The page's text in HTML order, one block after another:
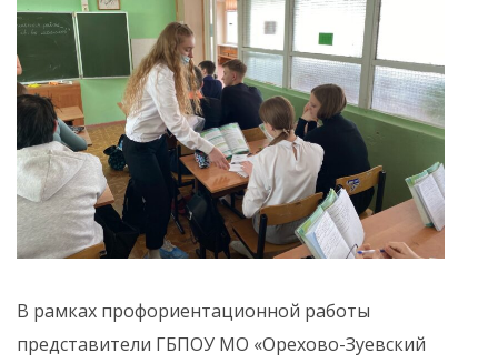
В рамках профориентационной работы
представители ГБПОУ МО «Орехово-Зуевский